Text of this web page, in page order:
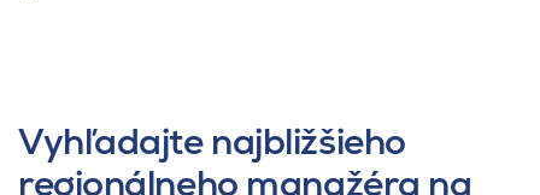
Vyhľadajte najbližšieho
regionálneho manažéra na